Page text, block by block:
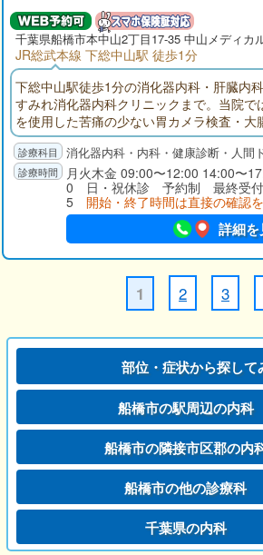
千葉県船橋市本中山2丁目17-35 中山メディカ
JR総武本線 下総中山駅 徒歩1分
下総中山駅徒歩1分の消化器内科・肝臓内
すみれ消化器内科クリニックまで。当院で
を使用した苦痛の少ない胃カメラ検査・大
ポリープ切除、胃・大腸の同日検査、土曜
査を行います。女性ならではの消化器症状
断での肝機能異常の診察も承ります。
消化器内科・内科・健康診断・人間
月火木金 09:00〜12:00 14:00〜
0 日・祝休診 予約制 最終受付
5 開始・終了時間は直接の確認
詳細を
1 2 3
部位・症状から探して
船橋市の駅周辺の内科
船橋市の隣接市区郡の内
船橋市の他の診療科
千葉県の内科